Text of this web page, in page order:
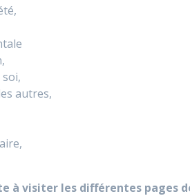
autres,
à visiter les différentes